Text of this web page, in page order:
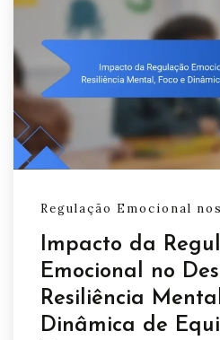
Regulação Emocional
Impacto da
Emocional no
Resiliência
Dinâmica de